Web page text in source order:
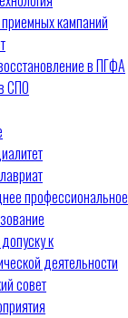
кампаний
в ПГФА
СПО
профессиональное
к
деятельности
совет